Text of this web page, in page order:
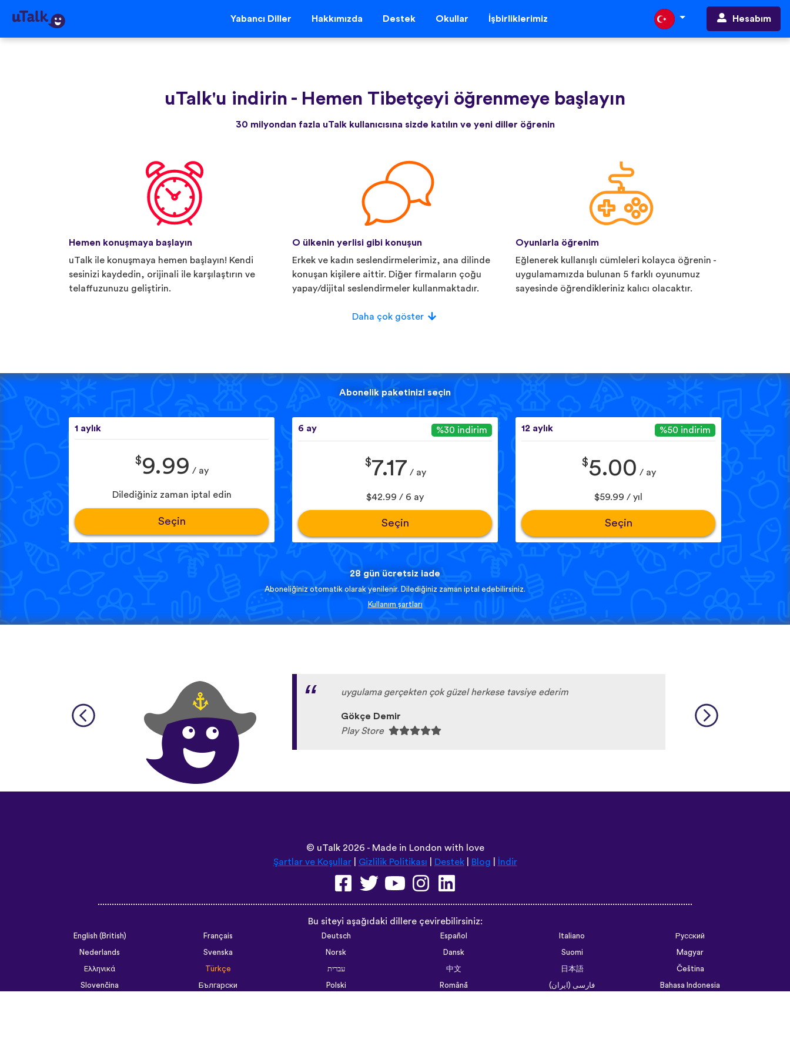
Yabancı Diller Hakkımızda Destek Okullar İşbirliklerimiz Hesabım
uTalk'u indirin - Hemen Tibetçeyi öğrenmeye başlayın
30 milyondan fazla uTalk kullanıcısına sizde katılın ve yeni diller öğrenin
Hemen konuşmaya başlayın
uTalk ile konuşmaya hemen başlayın! Kendi
sesinizi kaydedin, orijinali ile karşılaştırın ve
telaffuzunuzu geliştirin.
O ülkenin yerlisi gibi konuşun
Erkek ve kadın seslendirmelerimiz, ana dilinde
konuşan kişilere aittir. Diğer firmaların çoğu
yapay/dijital seslendirmeler kullanmaktadır.
Oyunlarla öğrenim
Eğlenerek kullanışlı cümleleri kolayca öğrenin -
uygulamamızda bulunan 5 farklı oyunumuz
sayesinde öğrendikleriniz kalıcı olacaktır.
Daha çok göster
Abonelik paketinizi seçin
1 aylık
$9.99 / ay
Dilediğiniz zaman iptal edin
Seçin
6 ay %30 indirim
$7.17 / ay
$42.99 / 6 ay
Seçin
12 aylık %50 indirim
$5.00 / ay
$59.99 / yıl
Seçin
28 gün ücretsiz iade
Aboneliğiniz otomatik olarak yenilenir. Dilediğiniz zaman iptal edebilirsiniz.
Kullanım şartları
uygulama gerçekten çok güzel herkese tavsiye ederim
Gökçe Demir
Play Store
© uTalk2026 - Made in London with love
Şartlar ve Koşullar| Gizlilik Politikası Destek| Blog İndir
Bu siteyi aşağıdaki dillere çevirebilirsiniz:
English (British) Français Deutsch Español Italiano
Русский
Nederlands
Svenska Norsk Dansk Suomi
Magyar
Ελληνικά
Türkçe עברית 中文 日本語
Čeština
Slovenčina
Български Polski Română فارسی (ایران)
Bahasa Indonesia